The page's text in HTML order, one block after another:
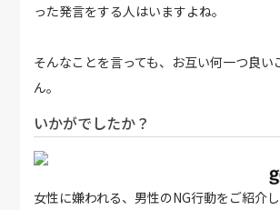
った発言をする人はいますよね。
そんなことを言っても、お互い何一つ良い
ん。
いかがでしたか？
女性に嫌われる、男性のNG行動をご紹介し